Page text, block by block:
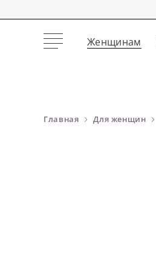
Женщинам
Главная Для женщин